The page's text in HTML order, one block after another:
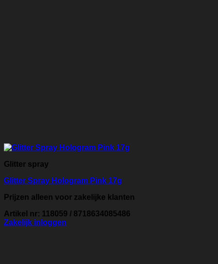
Glitter spray
Glitter Spray Hologram Pink 17g
Prijzen alleen voor zakelijke klanten
Artikel nr: 118059 / 8718634085486
Zakelijk inloggen